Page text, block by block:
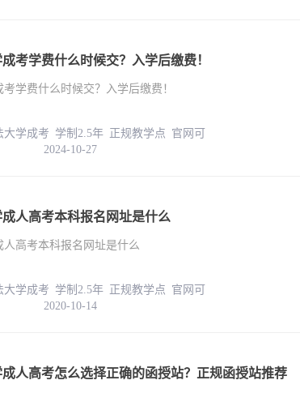
考学费什么时候交？入学后缴费！
学费什么时候交？入学后缴费！
大学成考 学制2.5年 正规教学点 官网可
10-27
人高考本科报名网址是什么
人高考本科报名网址是什么
大学成考 学制2.5年 正规教学点 官网可
10-14
人高考怎么选择正确的函授站？正规函授站推荐